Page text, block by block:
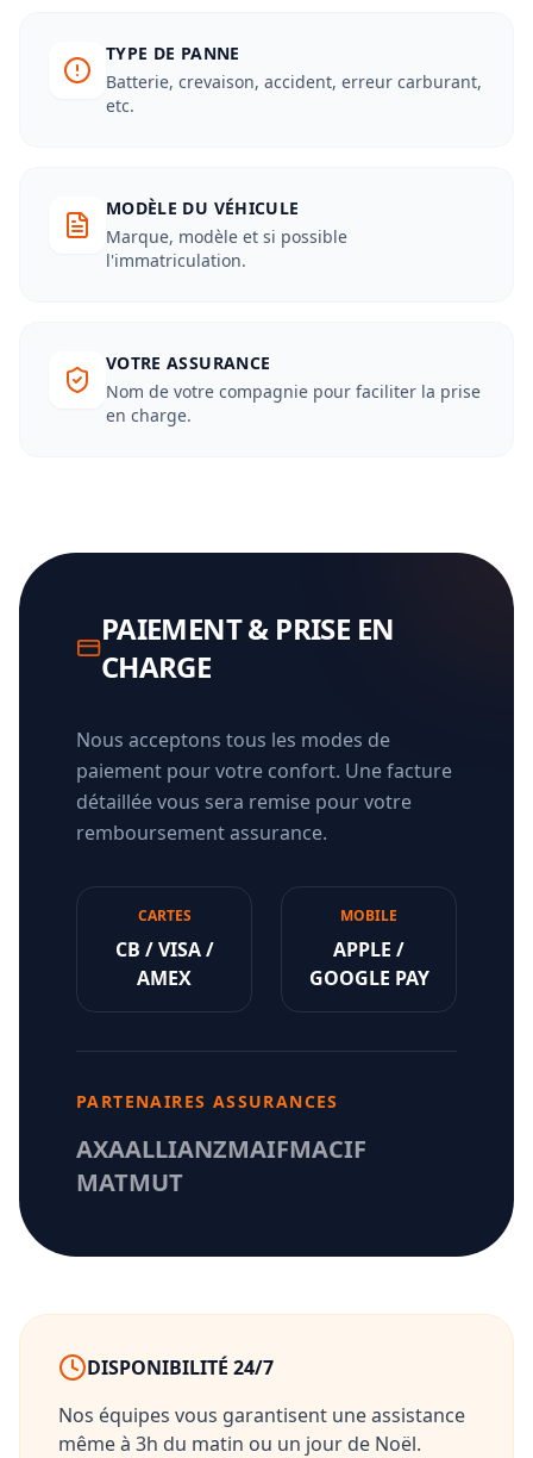
TYPE DE PANNE
Batterie, crevaison, accident, erreur carburant,
etc.
MODÈLE DU VÉHICULE
Marque, modèle et si possible
l'immatriculation.
VOTRE ASSURANCE
Nom de votre compagnie pour faciliter la prise
en charge.
PAIEMENT & PRISE EN
CHARGE
Nous acceptons tous les modes de
paiement pour votre confort. Une facture
détaillée vous sera remise pour votre
remboursement assurance.
CARTES
CB / VISA /
AMEX
MOBILE
APPLE /
GOOGLE PAY
PARTENAIRES ASSURANCES
AXAALLIANZMAIFMACIF
MATMUT
DISPONIBILITÉ 24/7
Nos équipes vous garantisent une assistance
même à 3h du matin ou un jour de Noël.